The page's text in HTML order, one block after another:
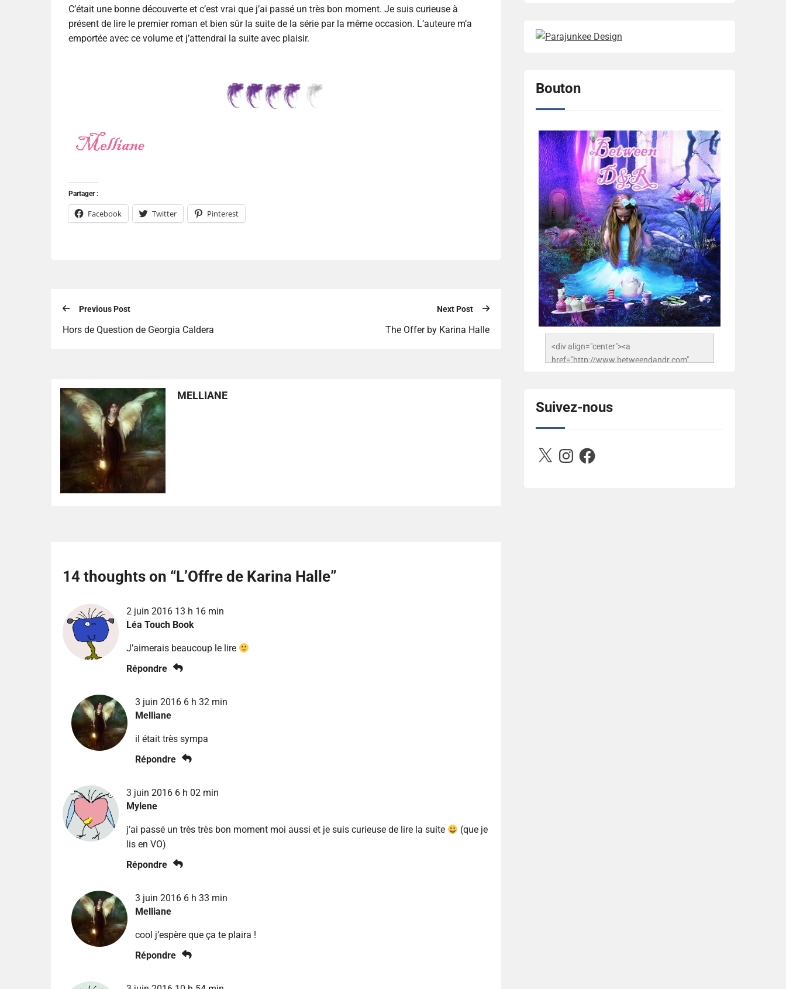
C’était une bonne découverte et c’est vrai que j’ai passé un très bon moment. Je suis curieuse à
présent de lire le premier roman et bien sûr la suite de la série par la même occasion. L’auteure m’a
emportée avec ce volume et j’attendrai la suite avec plaisir.
Partager :
Facebook Twitter Pinterest
Previous Post
Hors de Question de Georgia Caldera
Next Post
The Offer by Karina Halle
MELLIANE
14 thoughts on “L’Offre de Karina Halle”
2 juin 2016 13 h 16 min
Léa Touch Book
J’aimerais beaucoup le lire
Répondre
3 juin 2016 6 h 32 min
Melliane
il était très sympa
Répondre
3 juin 2016 6 h 02 min
Mylene
j’ai passé un très très bon moment moi aussi et je suis curieuse de lire la suite
(que je
lis en VO)
Répondre
3 juin 2016 6 h 33 min
Melliane
cool j’espère que ça te plaira !
Répondre
Bouton
<div align="center"><a
href="http://www.betweendandr.com"
503716673157532-
2788222864243652657-n.jpg"
alt="Between D&R" style="border:none;" />
Suivez-nous
X InstagramFacebook